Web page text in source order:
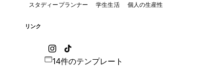
スタディープランナー 学生生活 個人の生産性
リンク
14件のテンプレート